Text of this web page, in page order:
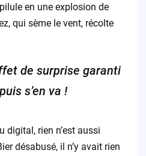
en une explosion de
qui sème le vent, récolte
de surprise garanti
s’en va !
digital, rien n’est aussi
désabusé, il n’y avait rien